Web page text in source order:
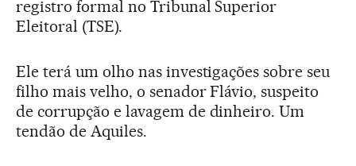
registro formal no Tribunal Superior
Eleitoral (TSE).
Ele terá um olho nas investigações sobre seu
filho mais velho, o senador Flávio, suspeito
de corrupção e lavagem de dinheiro. Um
tendão de Aquiles.